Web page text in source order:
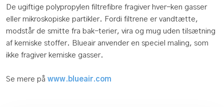
De ugiftige polypropylen filtrefibre fragiver hver-ken gasser
eller mikroskopiske partikler. Fordi filtrene er vandtætte,
modstår de smitte fra bak-terier, vira og mug uden tilsætning
af kemiske stoffer. Blueair anvender en speciel maling, som
ikke fragiver kemiske gasser.
Se mere på www.blueair.com